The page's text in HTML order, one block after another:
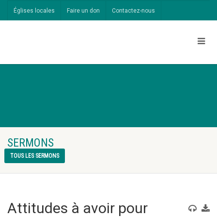
Églises locales Faire un don Contactez-nous
SERMONS
TOUS LES SERMONS
Attitudes à avoir pour